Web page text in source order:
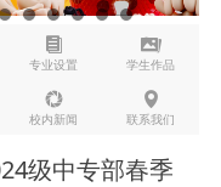
뀴
专业设置
끡
学生作品
넆
校内新闻
넹
联系我们
级中专部春季